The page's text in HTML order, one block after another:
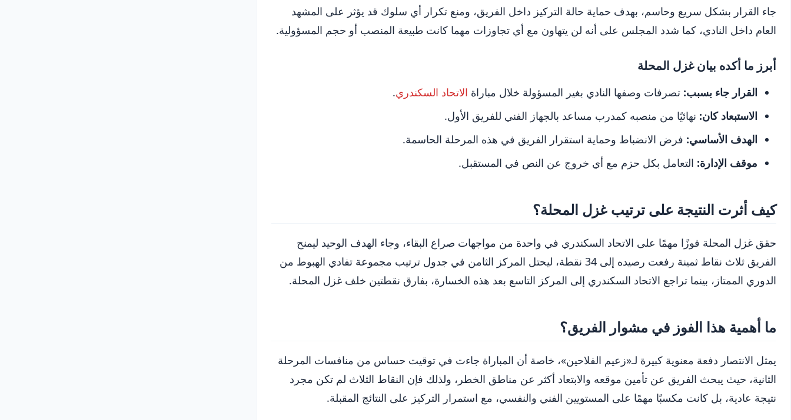
جاء القرار بشكل سريع وحاسم، بهدف حماية حالة التركيز داخل الفريق، ومنع تكرار أي سلوك قد يؤثر على المشهد
العام داخل النادي، كما شدد المجلس على أنه لن يتهاون مع أي تجاوزات مهما كانت طبيعة المنصب أو حجم المسؤولية.
أبرز ما أكده بيان غزل المحلة
القرار جاء بسبب: تصرفات وصفها النادي بغير المسؤولة خلال مباراة الاتحاد السكندري.
الاستبعاد كان: نهائيًا من منصبه كمدرب مساعد بالجهاز الفني للفريق الأول.
الهدف الأساسي: فرض الانضباط وحماية استقرار الفريق في هذه المرحلة الحاسمة.
موقف الإدارة: التعامل بكل حزم مع أي خروج عن النص في المستقبل.
كيف أثرت النتيجة على ترتيب غزل المحلة؟
حقق غزل المحلة فوزًا مهمًا على الاتحاد السكندري في واحدة من مواجهات صراع البقاء، وجاء الهدف الوحيد ليمنح
الفريق ثلاث نقاط ثمينة رفعت رصيده إلى 34 نقطة، ليحتل المركز الثامن في جدول ترتيب مجموعة تفادي الهبوط من
الدوري الممتاز، بينما تراجع الاتحاد السكندري إلى المركز التاسع بعد هذه الخسارة، بفارق نقطتين خلف غزل المحلة.
ما أهمية هذا الفوز في مشوار الفريق؟
يمثل الانتصار دفعة معنوية كبيرة لـ«زعيم الفلاحين»، خاصة أن المباراة جاءت في توقيت حساس من منافسات المرحلة
الثانية، حيث يبحث الفريق عن تأمين موقعه والابتعاد أكثر عن مناطق الخطر، ولذلك فإن النقاط الثلاث لم تكن مجرد
نتيجة عادية، بل كانت مكسبًا مهمًا على المستويين الفني والنفسي، مع استمرار التركيز على النتائج المقبلة.